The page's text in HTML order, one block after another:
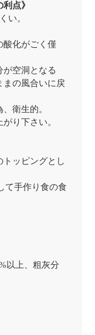
点》
い。
酸化がごく僅
が空洞となる
まの風合いに戻
衛生的。
り下さい。
トッピングとし
て手作り食の食
以上、粗灰分